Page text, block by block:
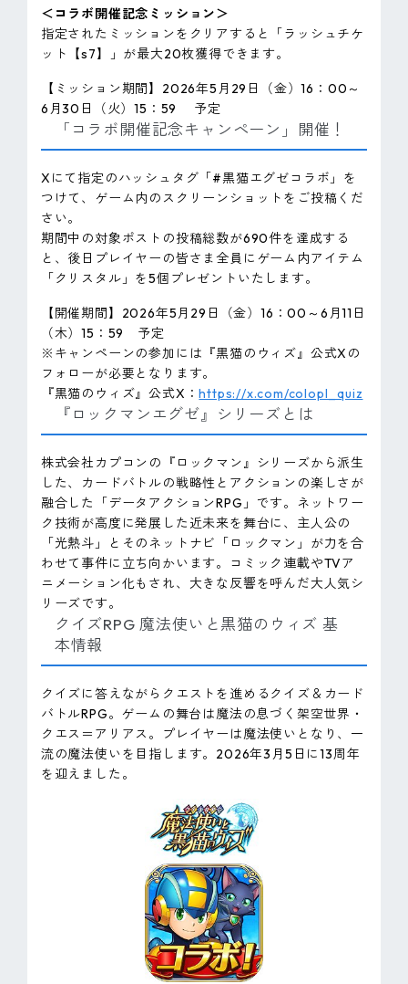
＜コラボ開催記念ミッション＞
指定されたミッションをクリアすると「ラッシュチケ
ット【s7】」が最大20枚獲得できます。
【ミッション期間】2026年5月29日（金）16：00～
6月30日（火）15：59 予定
「コラボ開催記念キャンペーン」開催！
Xにて指定のハッシュタグ「#黒猫エグゼコラボ」を
つけて、ゲーム内のスクリーンショットをご投稿くだ
さい。
期間中の対象ポストの投稿総数が690件を達成する
と、後日プレイヤーの皆さま全員にゲーム内アイテム
「クリスタル」を5個プレゼントいたします。
【開催期間】2026年5月29日（金）16：00～6月11日
（木）15：59 予定
※キャンペーンの参加には『黒猫のウィズ』公式Xの
フォローが必要となります。
『黒猫のウィズ』公式X：https://x.com/colopl_quiz
『ロックマンエグゼ』シリーズとは
株式会社カプコンの『ロックマン』シリーズから派生
した、カードバトルの戦略性とアクションの楽しさが
融合した「データアクションRPG」です。ネットワー
ク技術が高度に発展した近未来を舞台に、主人公の
「光熱斗」とそのネットナビ「ロックマン」が力を合
わせて事件に立ち向かいます。コミック連載やTVア
ニメーション化もされ、大きな反響を呼んだ大人気シ
リーズです。
クイズRPG 魔法使いと黒猫のウィズ 基
本情報
クイズに答えながらクエストを進めるクイズ＆カード
バトルRPG。ゲームの舞台は魔法の息づく架空世界・
クエス＝アリアス。プレイヤーは魔法使いとなり、一
流の魔法使いを目指します。2026年3月5日に13周年
を迎えました。